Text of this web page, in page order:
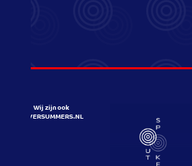
Wij zijn ook
HILVERSUMMERS.NL